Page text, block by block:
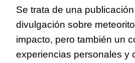
Se trata de una
divulgación sobre
impacto, pero también un
experiencias personales y